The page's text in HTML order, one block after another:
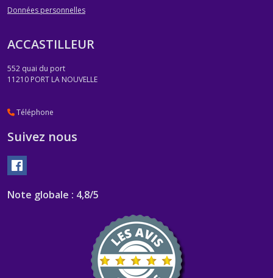
Données personnelles
ACCASTILLEUR
552 quai du port
11210 PORT LA NOUVELLE
Téléphone
Suivez nous
Note globale : 4,8/5